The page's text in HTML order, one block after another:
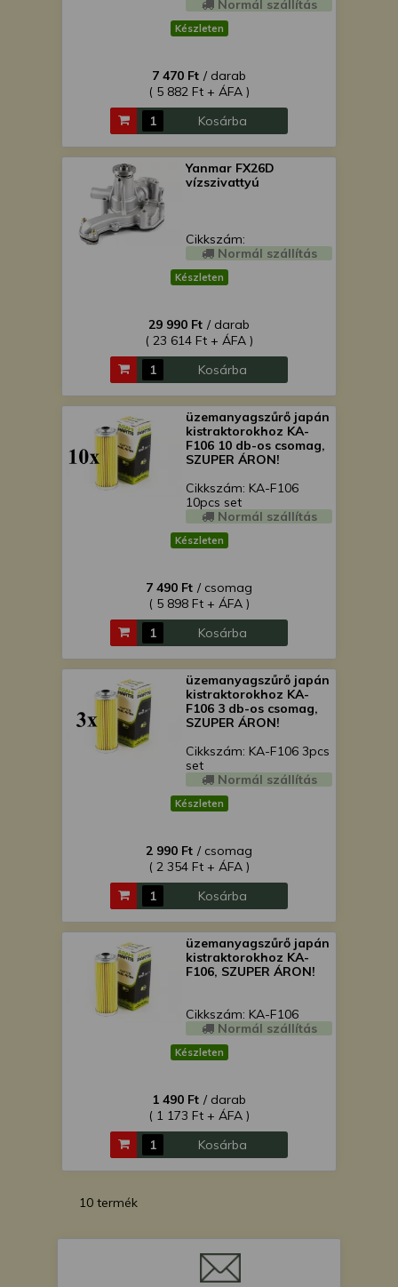
Normál szállítás
Készleten
7 470 Ft / darab
( 5 882 Ft + ÁFA )
Kosárba
Yanmar FX26D
vízszivattyú
Cikkszám:
Normál szállítás
Készleten
29 990 Ft / darab
( 23 614 Ft + ÁFA )
Kosárba
üzemanyagszűrő japán
kistraktorokhoz KA-
F106 10 db-os csomag,
SZUPER ÁRON!
Cikkszám: KA-F106
10pcs set
Normál szállítás
Készleten
7 490 Ft / csomag
( 5 898 Ft + ÁFA )
Kosárba
üzemanyagszűrő japán
kistraktorokhoz KA-
F106 3 db-os csomag,
SZUPER ÁRON!
Cikkszám: KA-F106 3pcs
set
Normál szállítás
Készleten
2 990 Ft / csomag
( 2 354 Ft + ÁFA )
Kosárba
üzemanyagszűrő japán
kistraktorokhoz KA-
F106, SZUPER ÁRON!
Cikkszám: KA-F106
Normál szállítás
Készleten
1 490 Ft / darab
( 1 173 Ft + ÁFA )
Kosárba
10 termék